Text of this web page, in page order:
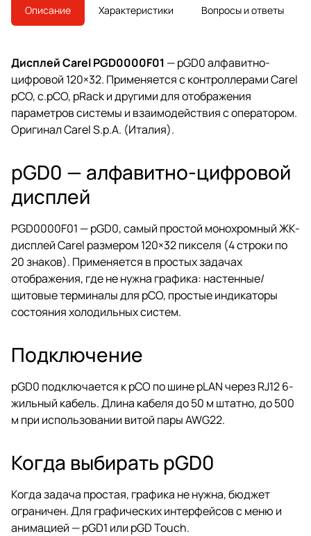
Описание Характеристики Вопросы и ответы
Дисплей Carel PGD0000F01 — pGD0 алфавитно-
цифровой 120×32. Применяется с контроллерами Carel
pCO, c.pCO, pRack и другими для отображения
параметров системы и взаимодействия с оператором.
Оригинал Carel S.p.A. (Италия).
pGD0 — алфавитно-цифровой
дисплей
PGD0000F01 — pGD0, самый простой монохромный ЖК-
дисплей Carel размером 120×32 пикселя (4 строки по
20 знаков). Применяется в простых задачах
отображения, где не нужна графика: настенные/
щитовые терминалы для pCO, простые индикаторы
состояния холодильных систем.
Подключение
pGD0 подключается к pCO по шине pLAN через RJ12 6-
жильный кабель. Длина кабеля до 50 м штатно, до 500
м при использовании витой пары AWG22.
Когда выбирать pGD0
Когда задача простая, графика не нужна, бюджет
ограничен. Для графических интерфейсов с меню и
анимацией — pGD1 или pGD Touch.